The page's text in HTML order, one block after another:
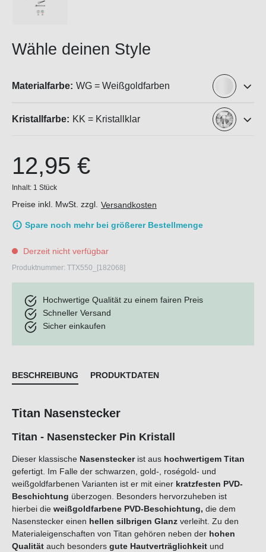
Wähle deinen Style
Materialfarbe: WG = Weißgoldfarben
Kristallfarbe: KK = Kristallklar
12,95 €
Inhalt: 1 Stück
Preise inkl. MwSt. zzgl. Versandkosten
Spare noch mehr bei größerer Bestellmenge
Derzeit nicht verfügbar
Produktnummer: TTX550_[182068]
Hochwertige Qualität zu einem fairen Preis
Schneller Versand
Sicher einkaufen
BESCHREIBUNG PRODUKTDATEN
Titan Nasenstecker
Titan - Nasenstecker Pin Kristall
Dieser klassische Nasenstecker ist aus hochwertigem Titan
gefertigt. Im Falle der schwarzen, gold-, roségold- und
weißgoldfarbenen Varianten ist er mit einer kratzfesten PVD-
Beschichtung überzogen. Besonders hervorzuheben ist
hierbei die weißgoldfarbene PVD-Beschichtung, die dem
Nasenstecker einen hellen silbrigen Glanz verleiht. Zu den
Materialeigenschaften von Titan gehören neben der hohen
Qualität auch besonders gute Hautverträglichkeit und